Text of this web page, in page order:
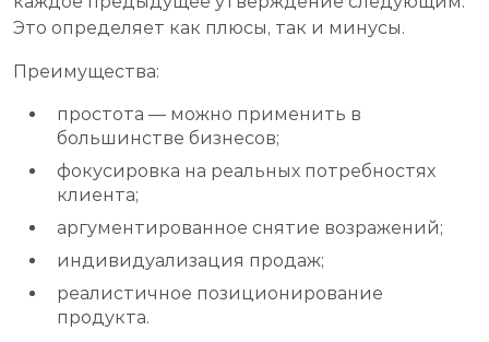
Это определяет как плюсы, так и минусы.
Преимущества:
простота — можно применить в
большинстве бизнесов;
фокусировка на реальных потребностях
клиента;
аргументированное снятие возражений;
индивидуализация продаж;
реалистичное позиционирование
продукта.